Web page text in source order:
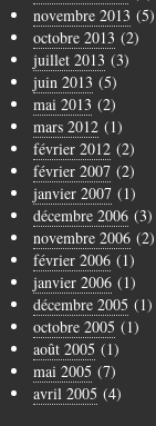
novembre 2013 (5)
octobre 2013 (2)
juillet 2013 (3)
juin 2013 (5)
mai 2013 (2)
mars 2012 (1)
février 2012 (2)
février 2007 (2)
janvier 2007 (1)
décembre 2006 (3)
novembre 2006 (2)
février 2006 (1)
janvier 2006 (1)
décembre 2005 (1)
octobre 2005 (1)
août 2005 (1)
mai 2005 (7)
avril 2005 (4)